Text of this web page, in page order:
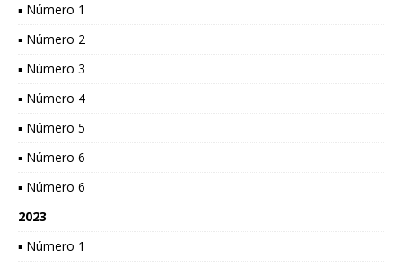
▪ Número 1
▪ Número 2
▪ Número 3
▪ Número 4
▪ Número 5
▪ Número 6
▪ Número 6
2023
▪ Número 1